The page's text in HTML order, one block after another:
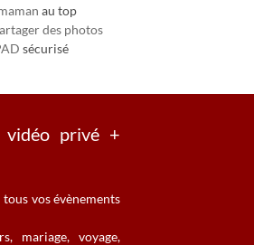
au top
des photos
sécurisé
vidéo privé +
vos évènements
mariage, voyage,